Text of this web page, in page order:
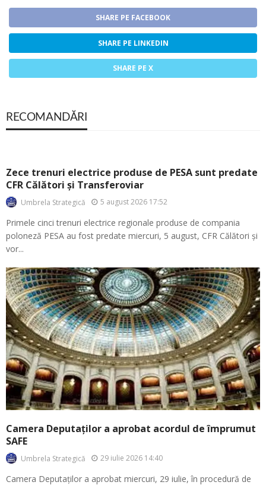
SHARE PE FACEBOOK
SHARE PE LINKEDIN
SHARE PE X
RECOMANDĂRI
Zece trenuri electrice produse de PESA sunt predate
CFR Călători și Transferoviar
Umbrela Strategică 5 august 2026 17:52
Primele cinci trenuri electrice regionale produse de compania
poloneză PESA au fost predate miercuri, 5 august, CFR Călători și
vor...
Camera Deputaților a aprobat acordul de împrumut
SAFE
Umbrela Strategică 29 iulie 2026 14:40
Camera Deputaților a aprobat miercuri, 29 iulie, în procedură de